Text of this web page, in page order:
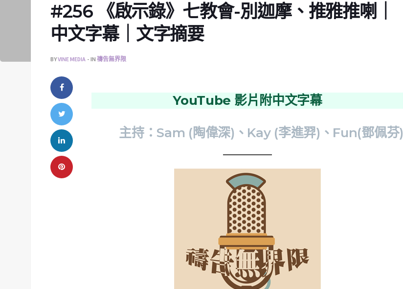
#256 《啟示錄》七教會-別迦摩、推雅推喇｜
中文字幕｜文字摘要
BYVINE MEDIA IN 禱告無界限
YouTube 影片附中文字幕
主持：Sam (陶偉深)、Kay (李進羿)、Fun(鄧佩芬)